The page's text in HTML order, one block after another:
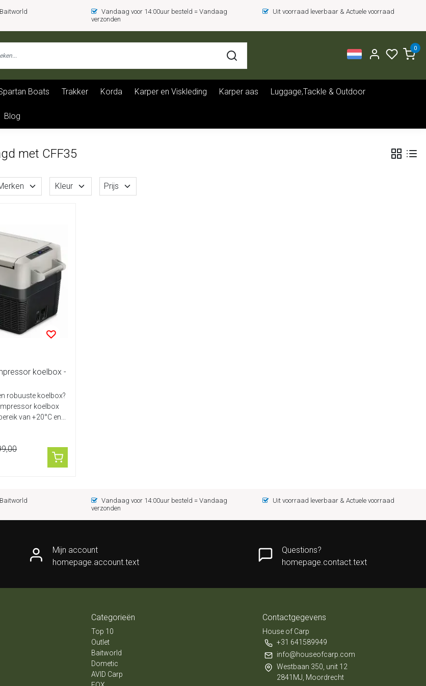
Vandaag voor 14:00uur besteld = Vandaag
verzonden
Uit voorraad leverbaar & Actuele voorraad
0
Boats Trakker Korda Karper en Viskleding Karper aas Luggage,Tackle & Outdoor
Blog
met CFF35
Kleur Prijs
koelbox -
robuuste koelbox?
koelbox
van +20°C en...
Vandaag voor 14:00uur besteld = Vandaag
verzonden
Uit voorraad leverbaar & Actuele voorraad
Mijn account
homepage.account.text
Questions?
homepage.contact.text
Categorieën
Top 10
Outlet
Baitworld
Dometic
AVID Carp
Contactgegevens
House of Carp
+31 641589949
info@houseofcarp.com
Westbaan 350, unit 12
2841MJ, Moordrecht